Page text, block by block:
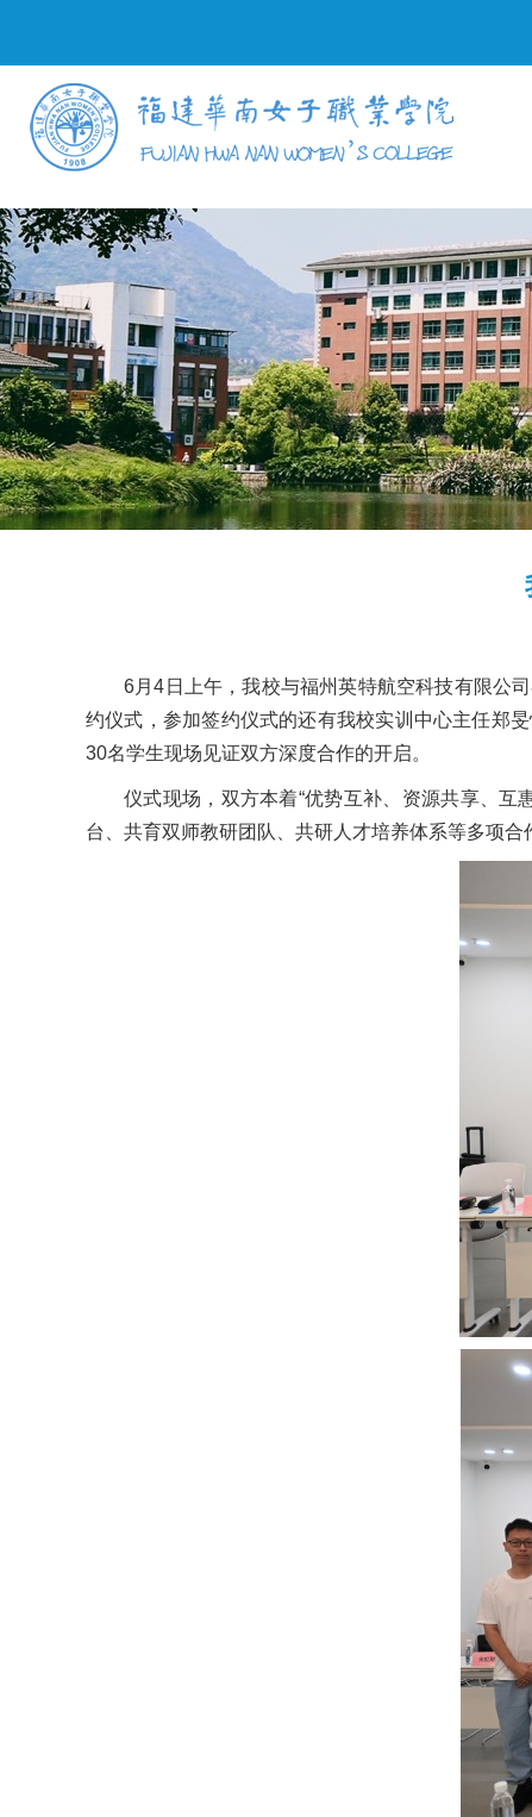
6月4日上午，我校与福州英特航空科技有限公
约仪式，参加签约仪式的还有我校实训中心主任郑
30名学生现场见证双方深度合作的开启。
仪式现场，双方本着“优势互补、资源共享、
台、共育双师教研团队、共研人才培养体系等多项合